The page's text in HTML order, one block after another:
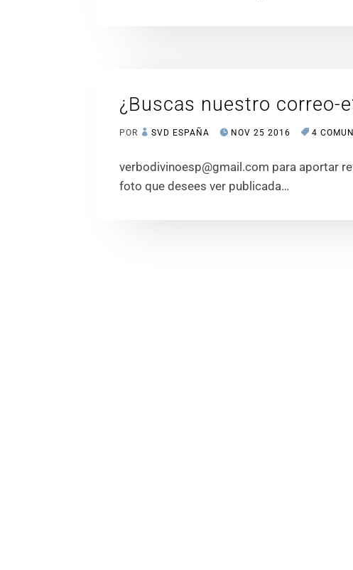
¿Buscas nuestro correo-
POR SVD ESPAÑA NOV 25 2016 4
verbodivinoesp@gmail.com para aportar
foto que desees ver publicada…